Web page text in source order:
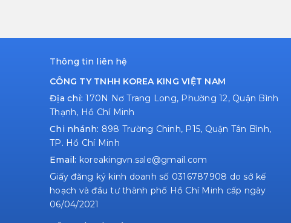
Thông tin liên hệ
CÔNG TY TNHH KOREA KING VIỆT NAM
Địa chỉ:170N Nơ Trang Long, Phường 12, Quận Bình
Thạnh, Hồ Chí Minh
Chi nhánh: 898 Trường Chinh, P15, Quận Tân Bình,
TP. Hồ Chí Minh
Email: koreakingvn.sale@gmail.com
Giấy đăng ký kinh doanh số 0316787908 do sở kế
hoạch và đầu tư thành phố Hồ Chí Minh cấp ngày
06/04/2021